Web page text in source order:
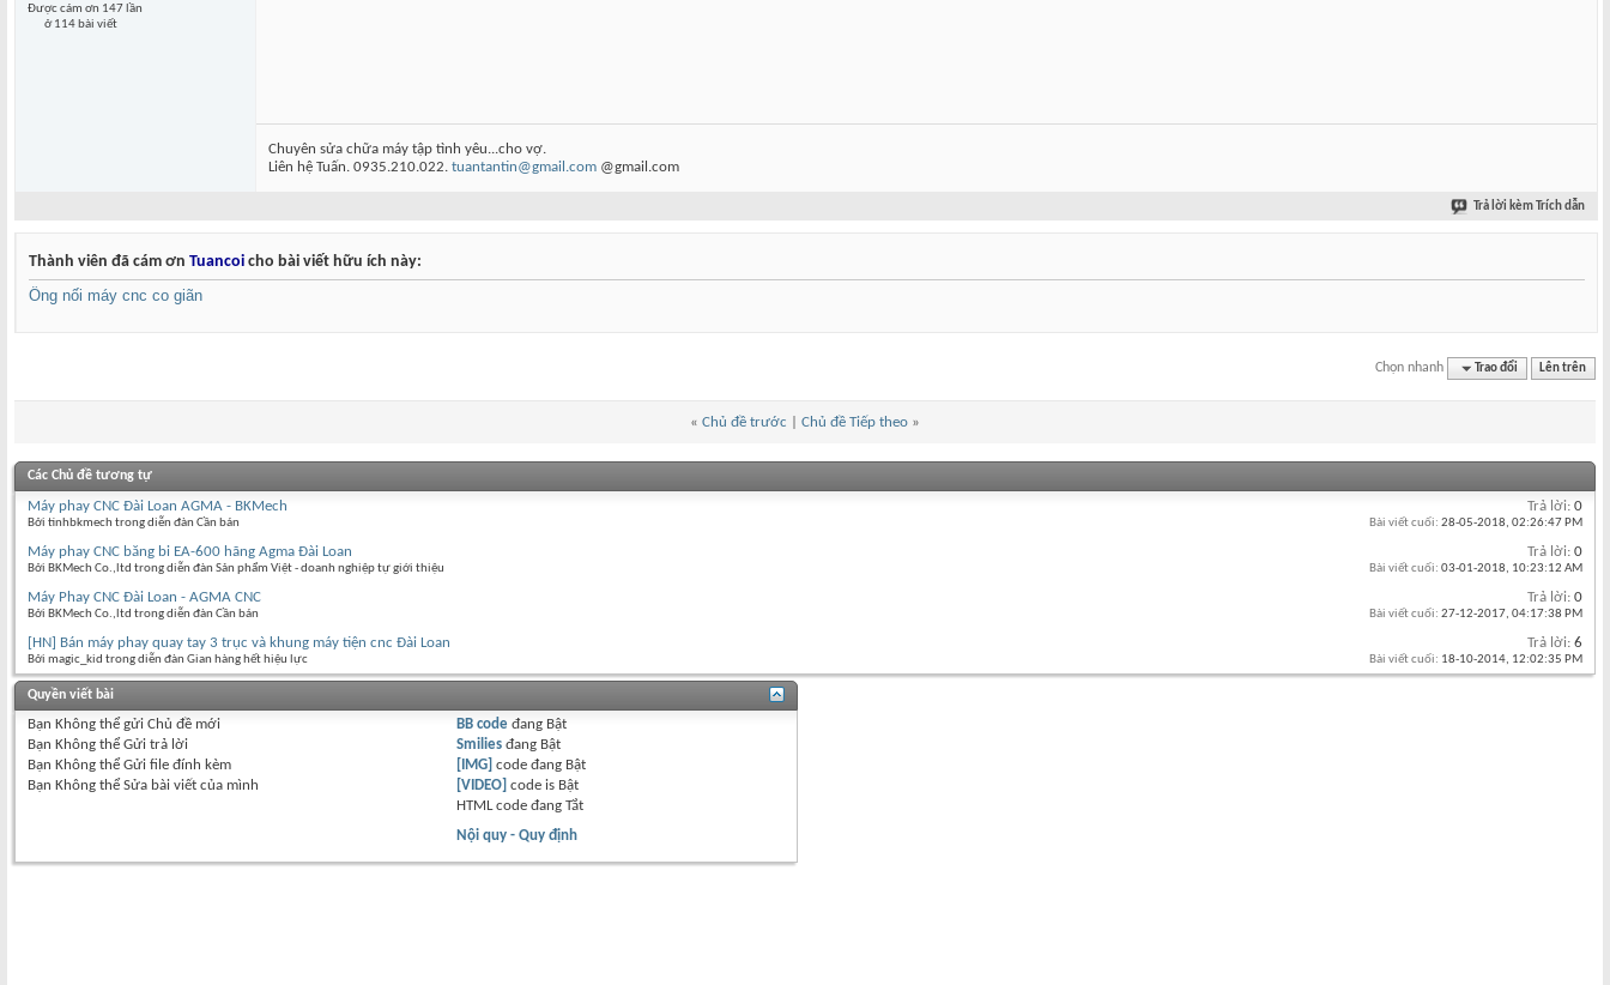
Được cám ơn 147 lần
ở 114 bài viết
Chuyên sửa chữa máy tập tình yêu...cho vợ.
Liên hệ Tuấn. 0935.210.022. tuantantin@gmail.com @gmail.com
Trả lời kèm Trích dẫn
Thành viên đã cám ơn Tuancoi cho bài viết hữu ích này:
Ống nối máy cnc co giãn
Chọn nhanh Trao đổi Lên trên
« Chủ đề trước Chủ đề Tiếp theo »
Các Chủ đề tương tự
Máy phay CNC Đài Loan AGMA - BKMech
Bởi tinhbkmech trong diễn đàn Cần bán
Trả lời: 0
Bài viết cuối: 28-05-2018, 02:26:47 PM
Máy phay CNC băng bi EA-600 hãng Agma Đài Loan
Bởi BKMech Co.,ltd trong diễn đàn Sản phẩm Việt - doanh nghiệp tự giới thiệu
Trả lời: 0
Bài viết cuối: 03-01-2018, 10:23:12 AM
Máy Phay CNC Đài Loan - AGMA CNC
Bởi BKMech Co.,ltd trong diễn đàn Cần bán
Trả lời: 0
Bài viết cuối: 27-12-2017, 04:17:38 PM
[HN] Bán máy phay quay tay 3 trục và khung máy tiện cnc Đài Loan
Bởi magic_kid trong diễn đàn Gian hàng hết hiệu lực
Trả lời: 6
Bài viết cuối: 18-10-2014, 12:02:35 PM
Quyền viết bài
Bạn Không thể gửi Chủ đề mới
Bạn Không thể Gửi trả lời
Bạn Không thể Gửi file đính kèm
Bạn Không thể Sửa bài viết của mình
BB codeđang Bật
Smiliesđang Bật
[IMG] code đang Bật
[VIDEO] code is Bật
HTML code đang Tắt
Nội quy - Quy định